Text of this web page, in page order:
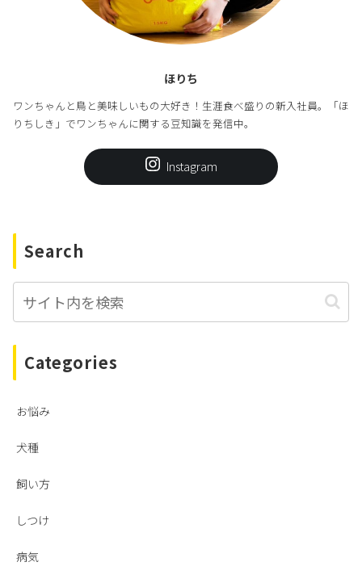
ほりち
ワンちゃんと鳥と美味しいもの大好き！生涯食べ盛りの新入社員。「ほ
りちしき」でワンちゃんに関する豆知識を発信中。
Instagram
Search
Categories
お悩み
犬種
飼い方
しつけ
病気